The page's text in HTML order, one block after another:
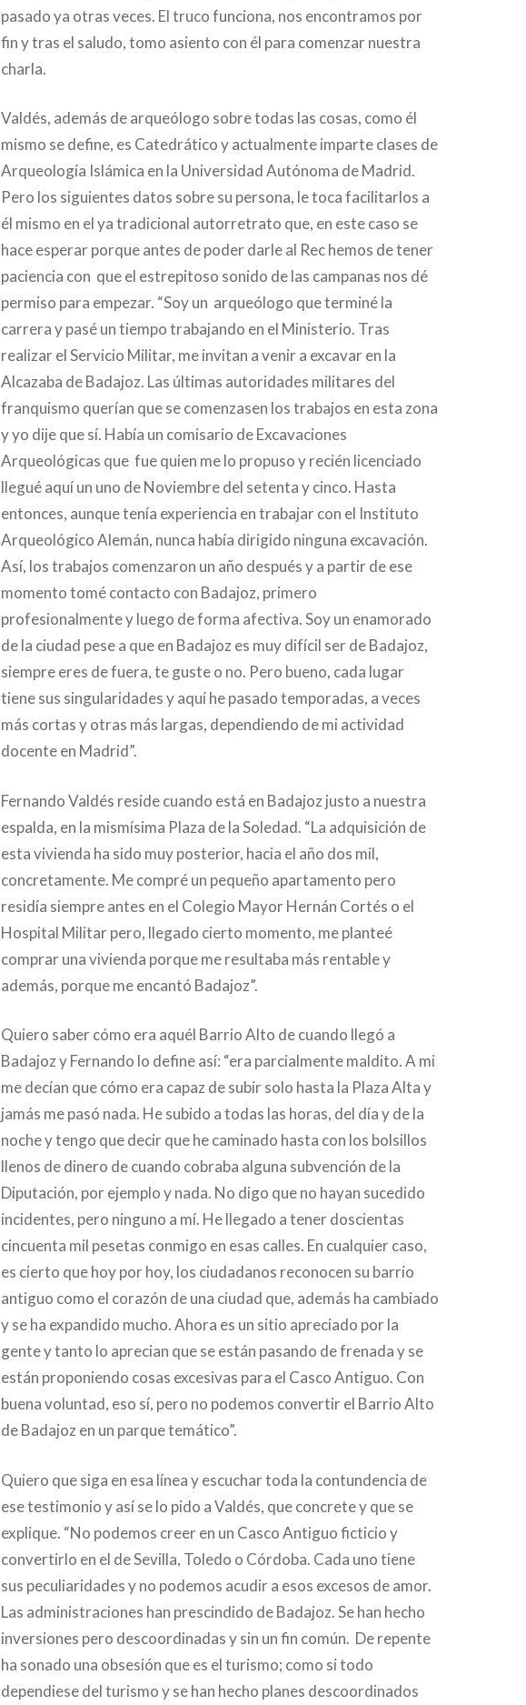
pasado ya otras veces. El truco funciona, nos encontramos por
fin y tras el saludo, tomo asiento con él para comenzar nuestra
charla.
Valdés, además de arqueólogo sobre todas las cosas, como él
mismo se define, es Catedrático y actualmente imparte clases de
Arqueología Islámica en la Universidad Autónoma de Madrid.
Pero los siguientes datos sobre su persona, le toca facilitarlos a
él mismo en el ya tradicional autorretrato que, en este caso se
hace esperar porque antes de poder darle al Rec hemos de tener
paciencia con que el estrepitoso sonido de las campanas nos dé
permiso para empezar. “Soy un arqueólogo que terminé la
carrera y pasé un tiempo trabajando en el Ministerio. Tras
realizar el Servicio Militar, me invitan a venir a excavar en la
Alcazaba de Badajoz. Las últimas autoridades militares del
franquismo querían que se comenzasen los trabajos en esta zona
y yo dije que sí. Había un comisario de Excavaciones
Arqueológicas que fue quien me lo propuso y recién licenciado
llegué aquí un uno de Noviembre del setenta y cinco. Hasta
entonces, aunque tenía experiencia en trabajar con el Instituto
Arqueológico Alemán, nunca había dirigido ninguna excavación.
Así, los trabajos comenzaron un año después y a partir de ese
momento tomé contacto con Badajoz, primero
profesionalmente y luego de forma afectiva. Soy un enamorado
de la ciudad pese a que en Badajoz es muy difícil ser de Badajoz,
siempre eres de fuera, te guste o no. Pero bueno, cada lugar
tiene sus singularidades y aquí he pasado temporadas, a veces
más cortas y otras más largas, dependiendo de mi actividad
docente en Madrid”.
Fernando Valdés reside cuando está en Badajoz justo a nuestra
espalda, en la mismísima Plaza de la Soledad. “La adquisición de
esta vivienda ha sido muy posterior, hacia el año dos mil,
concretamente. Me compré un pequeño apartamento pero
residía siempre antes en el Colegio Mayor Hernán Cortés o el
Hospital Militar pero, llegado cierto momento, me planteé
comprar una vivienda porque me resultaba más rentable y
además, porque me encantó Badajoz”.
Quiero saber cómo era aquél Barrio Alto de cuando llegó a
Badajoz y Fernando lo define así: “era parcialmente maldito. A mi
me decían que cómo era capaz de subir solo hasta la Plaza Alta y
jamás me pasó nada. He subido a todas las horas, del día y de la
noche y tengo que decir que he caminado hasta con los bolsillos
llenos de dinero de cuando cobraba alguna subvención de la
Diputación, por ejemplo y nada. No digo que no hayan sucedido
incidentes, pero ninguno a mí. He llegado a tener doscientas
cincuenta mil pesetas conmigo en esas calles. En cualquier caso,
es cierto que hoy por hoy, los ciudadanos reconocen su barrio
antiguo como el corazón de una ciudad que, además ha cambiado
y se ha expandido mucho. Ahora es un sitio apreciado por la
gente y tanto lo aprecian que se están pasando de frenada y se
están proponiendo cosas excesivas para el Casco Antiguo. Con
buena voluntad, eso sí, pero no podemos convertir el Barrio Alto
de Badajoz en un parque temático”.
Quiero que siga en esa línea y escuchar toda la contundencia de
ese testimonio y así se lo pido a Valdés, que concrete y que se
explique. “No podemos creer en un Casco Antiguo ficticio y
convertirlo en el de Sevilla, Toledo o Córdoba. Cada uno tiene
sus peculiaridades y no podemos acudir a esos excesos de amor.
Las administraciones han prescindido de Badajoz. Se han hecho
inversiones pero descoordinadas y sin un fin común. De repente
ha sonado una obsesión que es el turismo; como si todo
dependiese del turismo y se han hecho planes descoordinados